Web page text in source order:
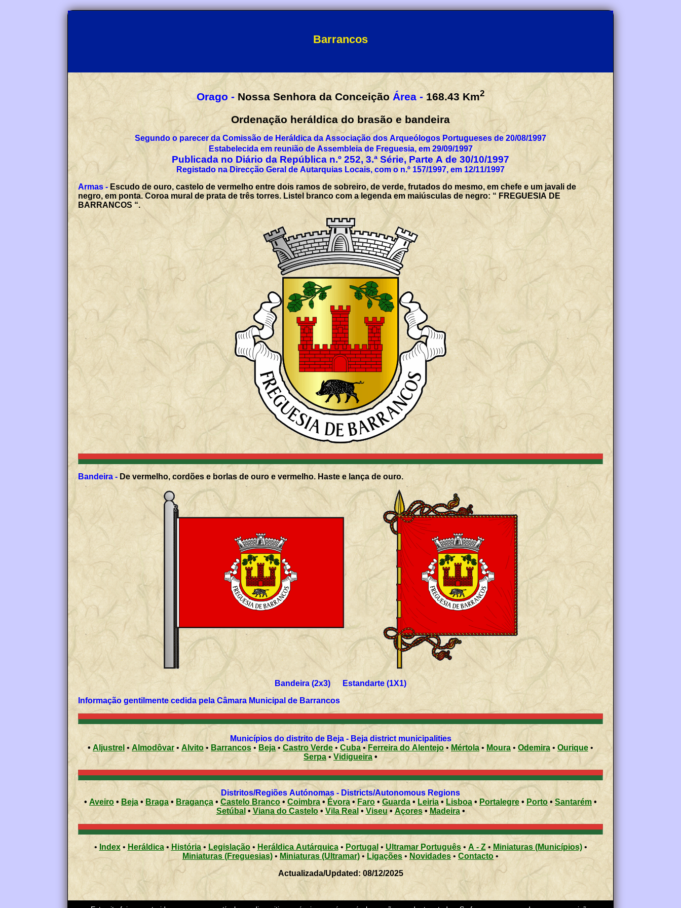
Barrancos
Orago - Nossa Senhora da Conceição Área - 168.43 Km2
Ordenação heráldica do brasão e bandeira
Segundo o parecer da Comissão de Heráldica da Associação dos Arqueólogos Portugueses de 20/08/1997
Estabelecida em reunião de Assembleia de Freguesia, em 29/09/1997
Publicada no Diário da República n.º 252, 3.ª Série, Parte A de 30/10/1997
Registado na Direcção Geral de Autarquias Locais, com o n.º 157/1997, em 12/11/1997
Armas - Escudo de ouro, castelo de vermelho entre dois ramos de sobreiro, de verde, frutados do mesmo, em chefe e um javali de
negro, em ponta. Coroa mural de prata de três torres. Listel branco com a legenda em maiúsculas de negro: “ FREGUESIA DE
BARRANCOS “.
Bandeira - De vermelho, cordões e borlas de ouro e vermelho. Haste e lança de ouro.
Bandeira (2x3) Estandarte (1X1)
Informação gentilmente cedida pela Câmara Municipal de Barrancos
Municípios do distrito de Beja - Beja district municipalities
• Aljustrel • Almodôvar • Alvito • Barrancos • Beja • Castro Verde • Cuba • Ferreira do Alentejo •Mértola • Moura • Odemira • Ourique •
Serpa • Vidigueira •
Distritos/Regiões Autónomas - Districts/Autonomous Regions
• Aveiro • Beja • Braga • Bragança • Castelo Branco • Coimbra • Évora • Faro • Guarda• Leiria • Lisboa • Portalegre• Porto• Santarém•
Setúbal • Viana do Castelo• Vila Real • Viseu •Açores• Madeira•
• Index• Heráldica• História• Legislação• Heráldica Autárquica• Portugal • Ultramar Português•A - Z• Miniaturas (Municípios)•
Miniaturas (Freguesias) • Miniaturas (Ultramar)• Ligações • Novidades • Contacto •
Actualizada/Updated: 08/12/2025